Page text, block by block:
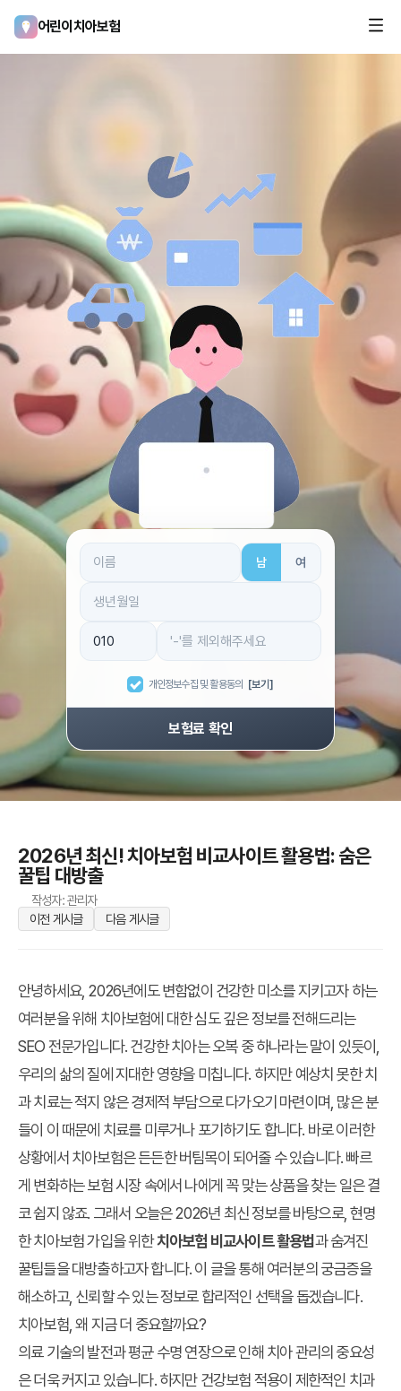
어린이치아보험
남 여
개인정보수집 및 활용동의 [보기]
보험료 확인
2026년 최신! 치아보험 비교사이트 활용법: 숨은
꿀팁 대방출
작성자: 관리자
이전 게시글
다음 게시글
안녕하세요, 2026년에도 변함없이 건강한 미소를 지키고자 하는
여러분을 위해 치아보험에 대한 심도 깊은 정보를 전해드리는
SEO 전문가입니다. 건강한 치아는 오복 중 하나라는 말이 있듯이,
우리의 삶의 질에 지대한 영향을 미칩니다. 하지만 예상치 못한 치
과 치료는 적지 않은 경제적 부담으로 다가오기 마련이며, 많은 분
들이 이 때문에 치료를 미루거나 포기하기도 합니다. 바로 이러한
상황에서 치아보험은 든든한 버팀목이 되어줄 수 있습니다. 빠르
게 변화하는 보험 시장 속에서 나에게 꼭 맞는 상품을 찾는 일은 결
코 쉽지 않죠. 그래서 오늘은 2026년 최신 정보를 바탕으로, 현명
한 치아보험 가입을 위한치아보험 비교사이트 활용법과 숨겨진
꿀팁들을 대방출하고자 합니다. 이 글을 통해 여러분의 궁금증을
해소하고, 신뢰할 수 있는 정보로 합리적인 선택을 돕겠습니다.
치아보험, 왜 지금 더 중요할까요?
의료 기술의 발전과 평균 수명 연장으로 인해 치아 관리의 중요성
은 더욱 커지고 있습니다. 하지만 건강보험 적용이 제한적인 치과